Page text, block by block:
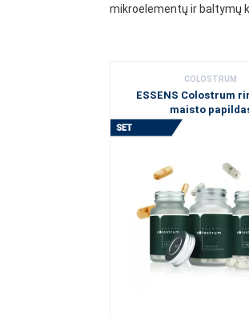
mikroelementų ir baltymų
COLOSTRUM
ESSENS Colostrum
maisto